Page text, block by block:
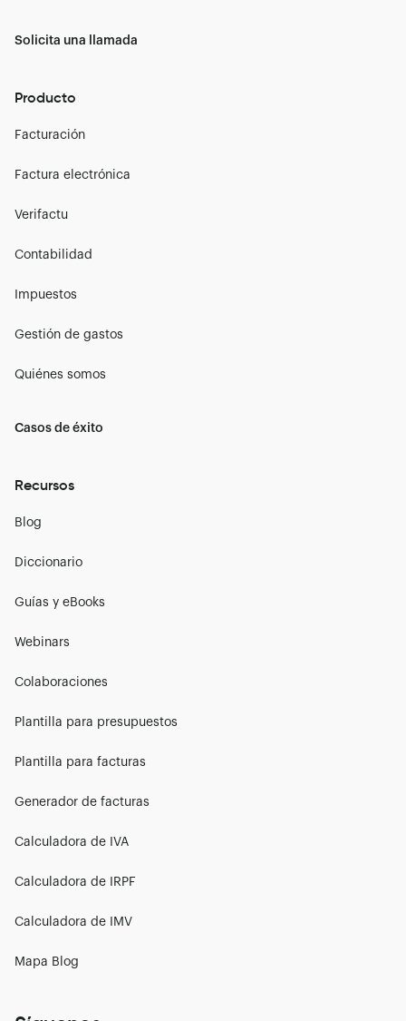
Solicita una llamada
Producto
Facturación
Factura electrónica
Verifactu
Contabilidad
Impuestos
Gestión de gastos
Quiénes somos
Casos de éxito
Recursos
Blog
Diccionario
Guías y eBooks
Webinars
Colaboraciones
Plantilla para presupuestos
Plantilla para facturas
Generador de facturas
Calculadora de IVA
Calculadora de IRPF
Calculadora de IMV
Mapa Blog